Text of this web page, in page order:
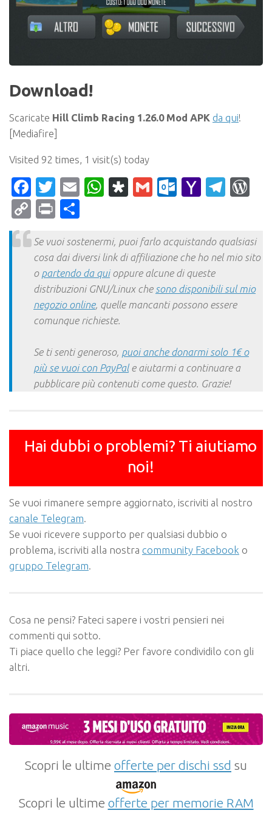
Download!
Scaricate Hill Climb Racing 1.26.0 Mod APK da qui!
[Mediafire]
Visited 92 times, 1 visit(s) today
Facebook
Twitter
EmailWhatsApp
Diaspora
Gmail Yahoo
CopyPrint
Se vuoi sostenermi, puoi farlo acquistando qualsiasi
cosa dai diversi link di affiliazione che ho nel mio sito
o partendo da quioppure alcune di queste
distribuzioni GNU/Linux che sono disponibili sul mio
negozio online, quelle mancanti possono essere
comunque richieste.
Se ti senti generoso, puoi anche donarmi solo 1€ o
più se vuoi con PayPale aiutarmi a continuare a
pubblicare più contenuti come questo. Grazie!
Hai dubbi o problemi? Ti aiutiamo
noi!
Se vuoi rimanere sempre aggiornato, iscriviti al nostro
canale Telegram.
Se vuoi ricevere supporto per qualsiasi dubbio o
problema, iscriviti alla nostra community Facebook o
gruppo Telegram.
Cosa ne pensi? Fateci sapere i vostri pensieri nei
commenti qui sotto.
Ti piace quello che leggi? Per favore condividilo con gli
altri.
Scopri le ultime offerte per dischi ssd su
Scopri le ultime offerte per memorie RAM